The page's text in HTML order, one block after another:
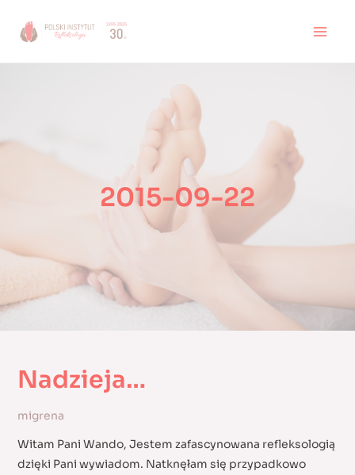
2015-09-22
Nadzieja…
migrena
Witam Pani Wando, Jestem zafascynowana refleksologią
dzięki Pani wywiadom. Natknęłam się przypadkowo